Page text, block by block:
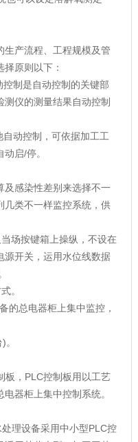
生产流程、工程规模及管
原则以下：
制是自动控制的关键部
测仪的测量结果自动控制
动控制，可依据加工工
启/停。
及感染性差别来选择不一
几类不一样监控系统，供
场按键箱上操纵，不设在
源开关，运用水位线数据
。
总电器柜上集中监控，
，PLC控制板用以工艺
器柜上集中控制系统。
理设备采用中小型PLC控